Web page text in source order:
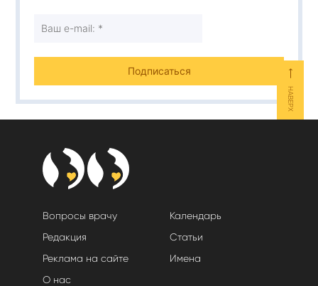
⟵
НАВЕРХ
Вопросы врачу
Редакция
Реклама на сайте
О нас
Календарь
Статьи
Имена